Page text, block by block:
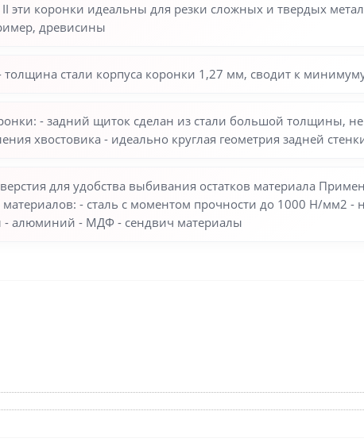
эти коронки идеальны для резки сложных и твердых
древисины
толщина стали корпуса коронки 1,27 мм, сводит к
- задний щиток сделан из стали большой толщины,
хвостовика - идеально круглая геометрия задней
для удобства выбивания остатков материала
материалов: - сталь с моментом прочности до 1000 Н/мм2 -
- алюминий - МДФ - сендвич материалы